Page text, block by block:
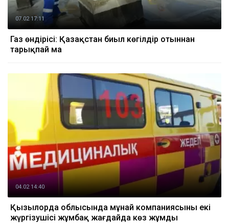
07.02 17:11
Газ өндірісі: Қазақстан биыл көгілдір отыннан
тарықпай ма
04.02 14:40
Қызылорда облысында мұнай компаниясының екі
жүргізушісі жұмбақ жағдайда көз жұмды